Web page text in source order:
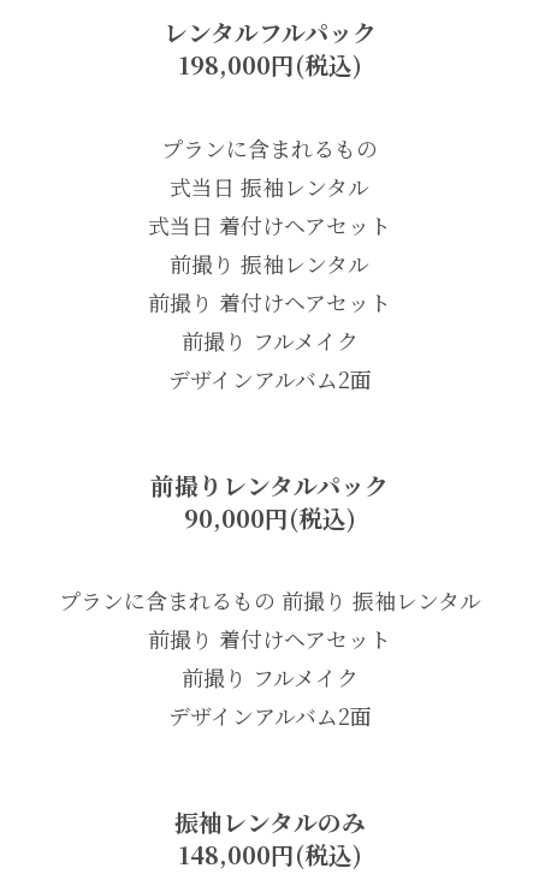
レンタルフルパック
198,000円(税込)
プランに含まれるもの
式当日 振袖レンタル
式当日 着付けヘアセット
前撮り 振袖レンタル
前撮り 着付けヘアセット
前撮り フルメイク
デザインアルバム2面
前撮りレンタルパック
90,000円(税込)
プランに含まれるもの 前撮り 振袖レンタル
前撮り 着付けヘアセット
前撮り フルメイク
デザインアルバム2面
振袖レンタルのみ
148,000円(税込)